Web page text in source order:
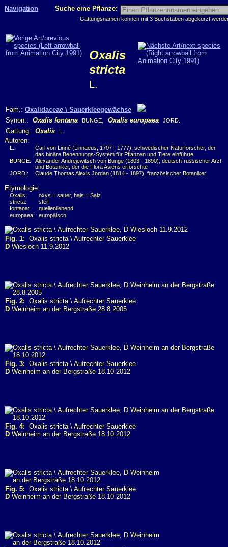
Navigation Suche eine Pflanze:
Gattungsnamen können mit 3 Buchstaben abgekürzt
Oxalis
stricta
L.
Fam.: Oxalidaceae \ Sauerkleegewächse
Synon.: Oxalis fontana BUNGE, Oxalis europaea JORD.
Gattung: Oxalis L.
Autoren:
L.:
Carl von Linné (Linnaeus, 1707 - 1777), schwedischer Naturforscher, der
das binäre Benennungs-System für Pflanzen und Tiere einführte
BUNGE:
Alexander Andrejewitsch von Bunge (1803 - 1890), deutsch-russischer Arzt
und Botaniker, der die Flora Asiens erforschte
JORD.:
Claude Thomas Alexis Jordan (1814 - 1897), französischer Botaniker
Etymologie:
Oxalis:
oxys = sauer, hals = Salz
stricta:
steif
fontana:
quellenliebend
europaea:
europäisch
Fig. 1: Oxalis stricta \ Aufrechter Sauerklee
D Wiesloch 11.9.2012
Fig. 2: Oxalis stricta \ Aufrechter Sauerklee
D Weinheim an der Bergstraße 28.8.2005
Fig. 3: Oxalis stricta \ Aufrechter Sauerklee
D Weinheim an der Bergstraße 18.10.2012
Fig. 4: Oxalis stricta \ Aufrechter Sauerklee
D Weinheim an der Bergstraße 18.10.2012
Fig. 5: Oxalis stricta \ Aufrechter Sauerklee
D Weinheim an der Bergstraße 18.10.2012